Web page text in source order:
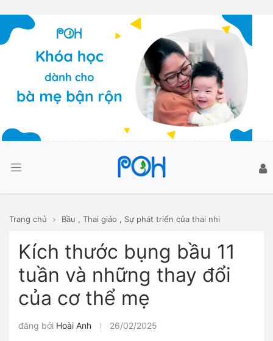
Trang chủ Bầu , Thai giáo , Sự phát triển của thai nhi
Kích thước bụng bầu 11
tuần và những thay đổi
của cơ thể mẹ
đăng bởi Hoài Anh 26/02/2025